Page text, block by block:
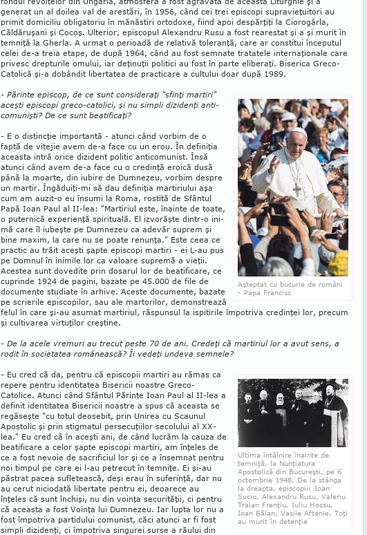
generat un al doilea val de ares­tări, în 1956, când cei trei episcopi supravie­ţuitori au
primit domiciliu obligatoriu în mănăstiri ortodoxe, fiind apoi despărţiţi la Ciorogârla,
Căldăruşani şi Cocoş. Ulterior, episcopul Alexandru Rusu a fost rearestat şi a şi murit în
temniţă la Gherla. A urmat o perioadă de relativă toleranţă, care ar constitui începutul
celei de-a treia etape, de după 1964, când au fost semnate tratatele internaţionale care
privesc drepturile omu­lui, iar deţinuţii politici au fost în parte eliberaţi. Bise­rica Gre­co-
Catolică şi-a dobândit libertatea de practicare a cultului doar după 1989.
Aşteptat cu bucurie de români
- Papa Francisc
- Părinte episcop, de ce sunt consideraţi "sfinţi martiri"
aceşti episcopi greco-catolici, şi nu simpli dizidenţi anti-
comunişti? De ce sunt beatificaţi?
- E o distincţie impor­tantă - atunci când vorbim de o
faptă de vitejie avem de-a face cu un erou. În de­finiţia
aceasta intră orice dizident politic antico­mu­nist. Însă
atunci când avem de-a face cu o cre­din­ţă eroică dusă
până la moarte, din iubire de Dum­­ne­zeu, vorbim despre
un martir. Îngădui­ţi-mi să dau definiţia martiriului aşa
cum am auzit-o eu însumi la Roma, rostită de Sfân­tul
Papă Ioan Paul al II-lea: "Mar­­ti­riul este, înainte de toate,
o pu­ter­nică experien­ţă spiritua­lă. El izvorăşte din­tr-o ini­
mă care îl iubeşte pe Dum­nezeu ca adevăr suprem şi
bine maxim, la care nu se poate renunţa." Este ceea ce
practic au trăit aceşti şapte epis­copi martiri - ei L-au pus
pe Domnul în inimile lor ca va­loare supremă a vieţii.
Aces­tea sunt dovedite prin dosarul lor de beatificare, ce
cuprinde 1924 de pagini, bazate pe 45.000 de file de
documente stu­diate în arhive. Aceste docu­mente, bazate
pe scrierile epis­co­pilor, sau ale martorilor, de­monstrează
felul în care şi-au asu­mat martiriul, răs­punsul la ispitirile împotriva credinţei lor, precum
şi cultivarea virtuţilor creştine.
- De la acele vremuri au trecut peste 70 de ani. Credeţi că martiriul lor a avut sens, a
rodit în societatea românească? Îi vedeţi undeva semnele?
Ultima întâlnire înainte de
temniţă, la Nunţiatura
Apostolică din Bucureşti, pe 6
octombrie 1948. De la stânga
la dreapta, episcopii: Ioan
Suciu, Alexandru Rusu, Valeriu
Traian Frenţiu, Iuliu Hossu,
Ioan Bălan, Vasile Aftenie. Toţi
au murit în detenţie
- Eu cred că da, pentru că episcopii martiri au rămas ca
repere pentru identitatea Bisericii noastre Greco-
Catolice. Atunci când Sfântul Părinte Ioan Paul al II-lea a
definit identitatea Bisericii noastre a spus că aceasta se
regăseşte "cu totul deosebit, prin Uni­rea cu Scaunul
Apos­tolic şi prin stig­­matul perse­cuţiilor secolului al XX-
lea." Eu cred că în aceşti ani, de când lu­crăm la cauza de
bea­tificare a celor şapte episcopi mar­tiri, am înţeles de
ce a fost ne­voie de sacrificiul lor şi ce a însemnat pentru
noi timpul pe care ei l-au petrecut în tem­niţe. Ei şi-au
păstrat pacea sufletească, deşi erau în suferinţă, dar nu
au cerut niciodată libertate pentru ei, de­oarece au
înţeles că sunt închişi, nu din voin­ţa secu­rităţii, ci pentru
că aceasta a fost Voinţa lui Dumne­zeu. Iar lupta lor nu a
fost împotriva partidului co­munist, căci atunci ar fi fost
simpli dizidenţi, ci îm­po­triva singurei surse a răului din